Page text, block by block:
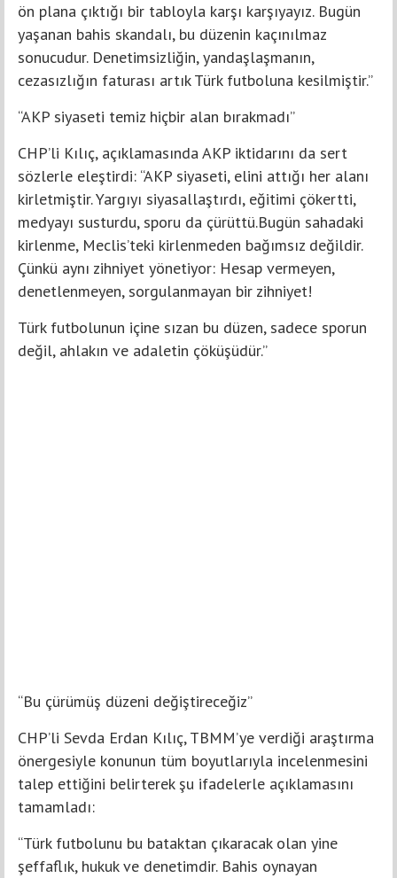
ön plana çıktığı bir tabloyla karşı karşıyayız. Bugün
yaşanan bahis skandalı, bu düzenin kaçınılmaz
sonucudur. Denetimsizliğin, yandaşlaşmanın,
cezasızlığın faturası artık Türk futboluna kesilmiştir.”
“AKP siyaseti temiz hiçbir alan bırakmadı”
CHP’li Kılıç, açıklamasında AKP iktidarını da sert
sözlerle eleştirdi: “AKP siyaseti, elini attığı her alanı
kirletmiştir. Yargıyı siyasallaştırdı, eğitimi çökertti,
medyayı susturdu, sporu da çürüttü.Bugün sahadaki
kirlenme, Meclis’teki kirlenmeden bağımsız değildir.
Çünkü aynı zihniyet yönetiyor: Hesap vermeyen,
denetlenmeyen, sorgulanmayan bir zihniyet!
Türk futbolunun içine sızan bu düzen, sadece sporun
değil, ahlakın ve adaletin çöküşüdür.”
“Bu çürümüş düzeni değiştireceğiz”
CHP’li Sevda Erdan Kılıç, TBMM’ye verdiği araştırma
önergesiyle konunun tüm boyutlarıyla incelenmesini
talep ettiğini belirterek şu ifadelerle açıklamasını
tamamladı:
“Türk futbolunu bu bataktan çıkaracak olan yine
şeffaflık, hukuk ve denetimdir. Bahis oynayan